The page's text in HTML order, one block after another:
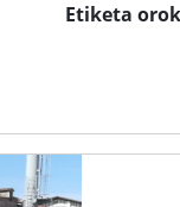
Etiketa